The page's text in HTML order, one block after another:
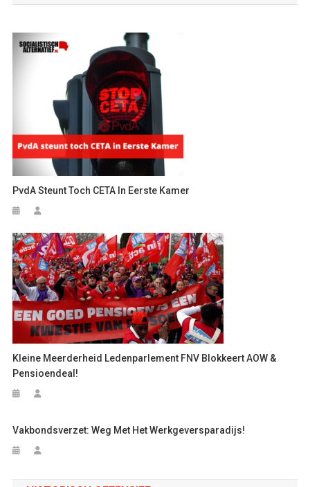
PvdA Steunt Toch CETA In Eerste Kamer
Kleine Meerderheid Ledenparlement FNV Blokkeert AOW &
Pensioendeal!
Vakbondsverzet: Weg Met Het Werkgeversparadijs!